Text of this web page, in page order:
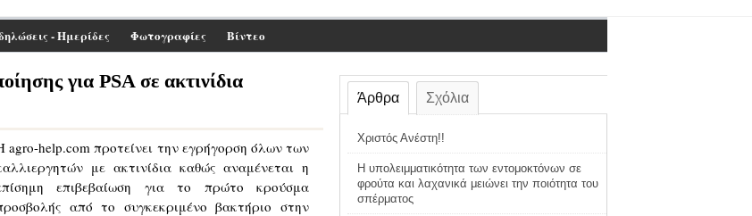
- Ημερίδες Φωτογραφίες Βίντεο
για PSA σε ακτινίδια
agro-help.com προτείνει την εγρήγορση όλων των
με ακτινίδια καθώς αναμένεται η
επιβεβαίωση για το πρώτο κρούσμα
από το συγκεκριμένο βακτήριο στην
Άρθρα Σχόλια
Χριστός Ανέστη!!
Η υπολειμματικότητα των εντομοκτόνων σε
φρούτα και λαχανικά μειώνει την ποιότητα του
σπέρματος